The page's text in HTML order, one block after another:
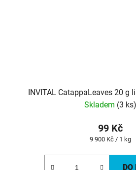
INVITAL CatappaLeaves 20 g
Skladem (3 ks)
99 Kč
Měrná
9 900 Kč / 1 kg
DO